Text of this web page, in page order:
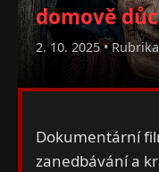
domově
2. 10. 2025 •
Dokumentární
zanedbávání a